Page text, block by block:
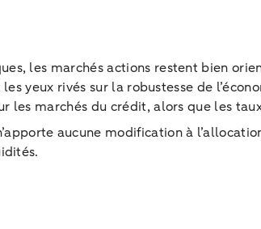
les marchés actions restent bien
yeux rivés sur la robustesse de
les marchés du crédit, alors que les
aucune modification à